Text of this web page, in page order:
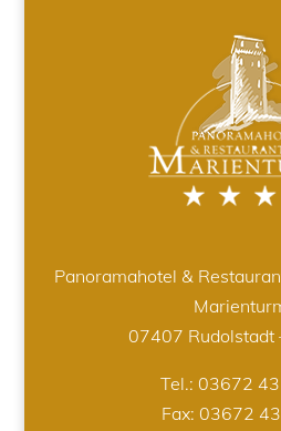
Panoramahotel &
07407 Rudolstadt
Tel.: 03672
Fax: 03672